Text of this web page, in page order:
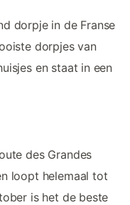
dorpje in de Franse
dorpjes van
en staat in een
des Grandes
loopt helemaal tot
is het de beste